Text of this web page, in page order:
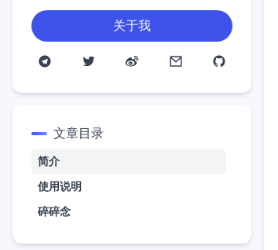
关于我
文章目录
简介
使用说明
碎碎念